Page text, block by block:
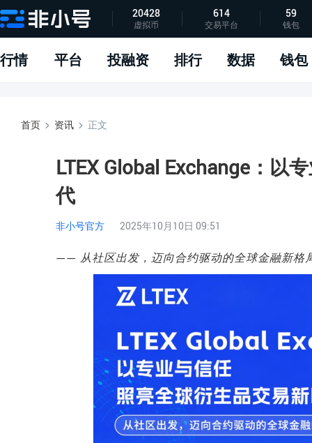
APP下载
指标说明
问题反馈
20428
虚拟币
614
交易平台
59
钱包
行情 平台 投融资 排行 数据 钱包
首页 资讯 正文
LTEX Global Exchange：以
代
非小号官方 2025年10月10日 09:51
—— 从社区出发，迈向合约驱动的全球金融新格